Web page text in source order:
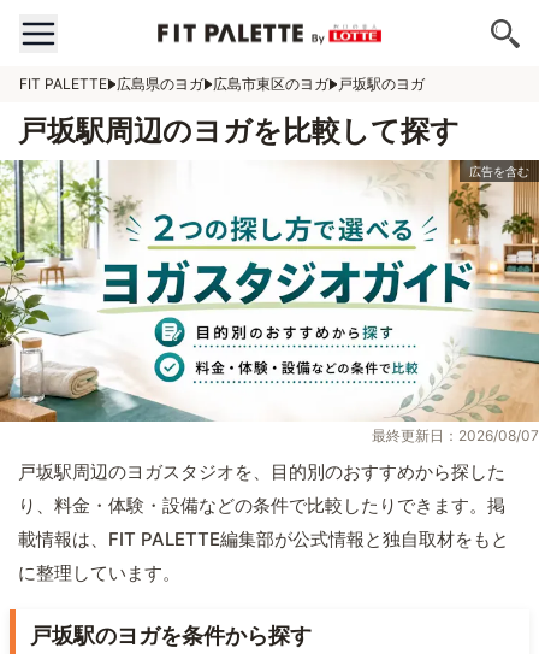
FIT PALETTE 広島県のヨガ 広島市東区のヨガ 戸坂駅のヨガ
戸坂駅周辺のヨガを比較して探す
最終更新日：2026/08/07
戸坂駅周辺のヨガスタジオを、目的別のおすすめから探した
り、料金・体験・設備などの条件で比較したりできます。掲
載情報は、FIT PALETTE編集部が公式情報と独自取材をもと
に整理しています。
戸坂駅のヨガを条件から探す